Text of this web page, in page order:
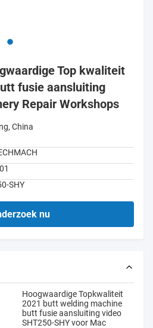
Top kwaliteit
fusie aansluiting
Repair Workshops
China
SHY
nu
Hoogwaardige Topkwaliteit
2021 butt welding machine
butt fusie aansluiting video
SHT250-SHY voor Mac